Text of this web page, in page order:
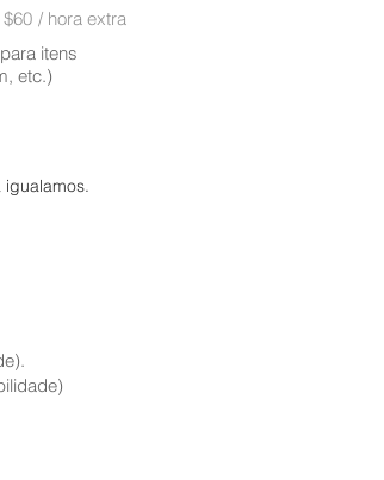
$60 / hora extra
itens
etc.)